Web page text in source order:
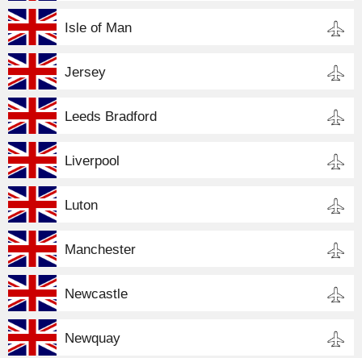
Isle of Man
Jersey
Leeds Bradford
Liverpool
Luton
Manchester
Newcastle
Newquay